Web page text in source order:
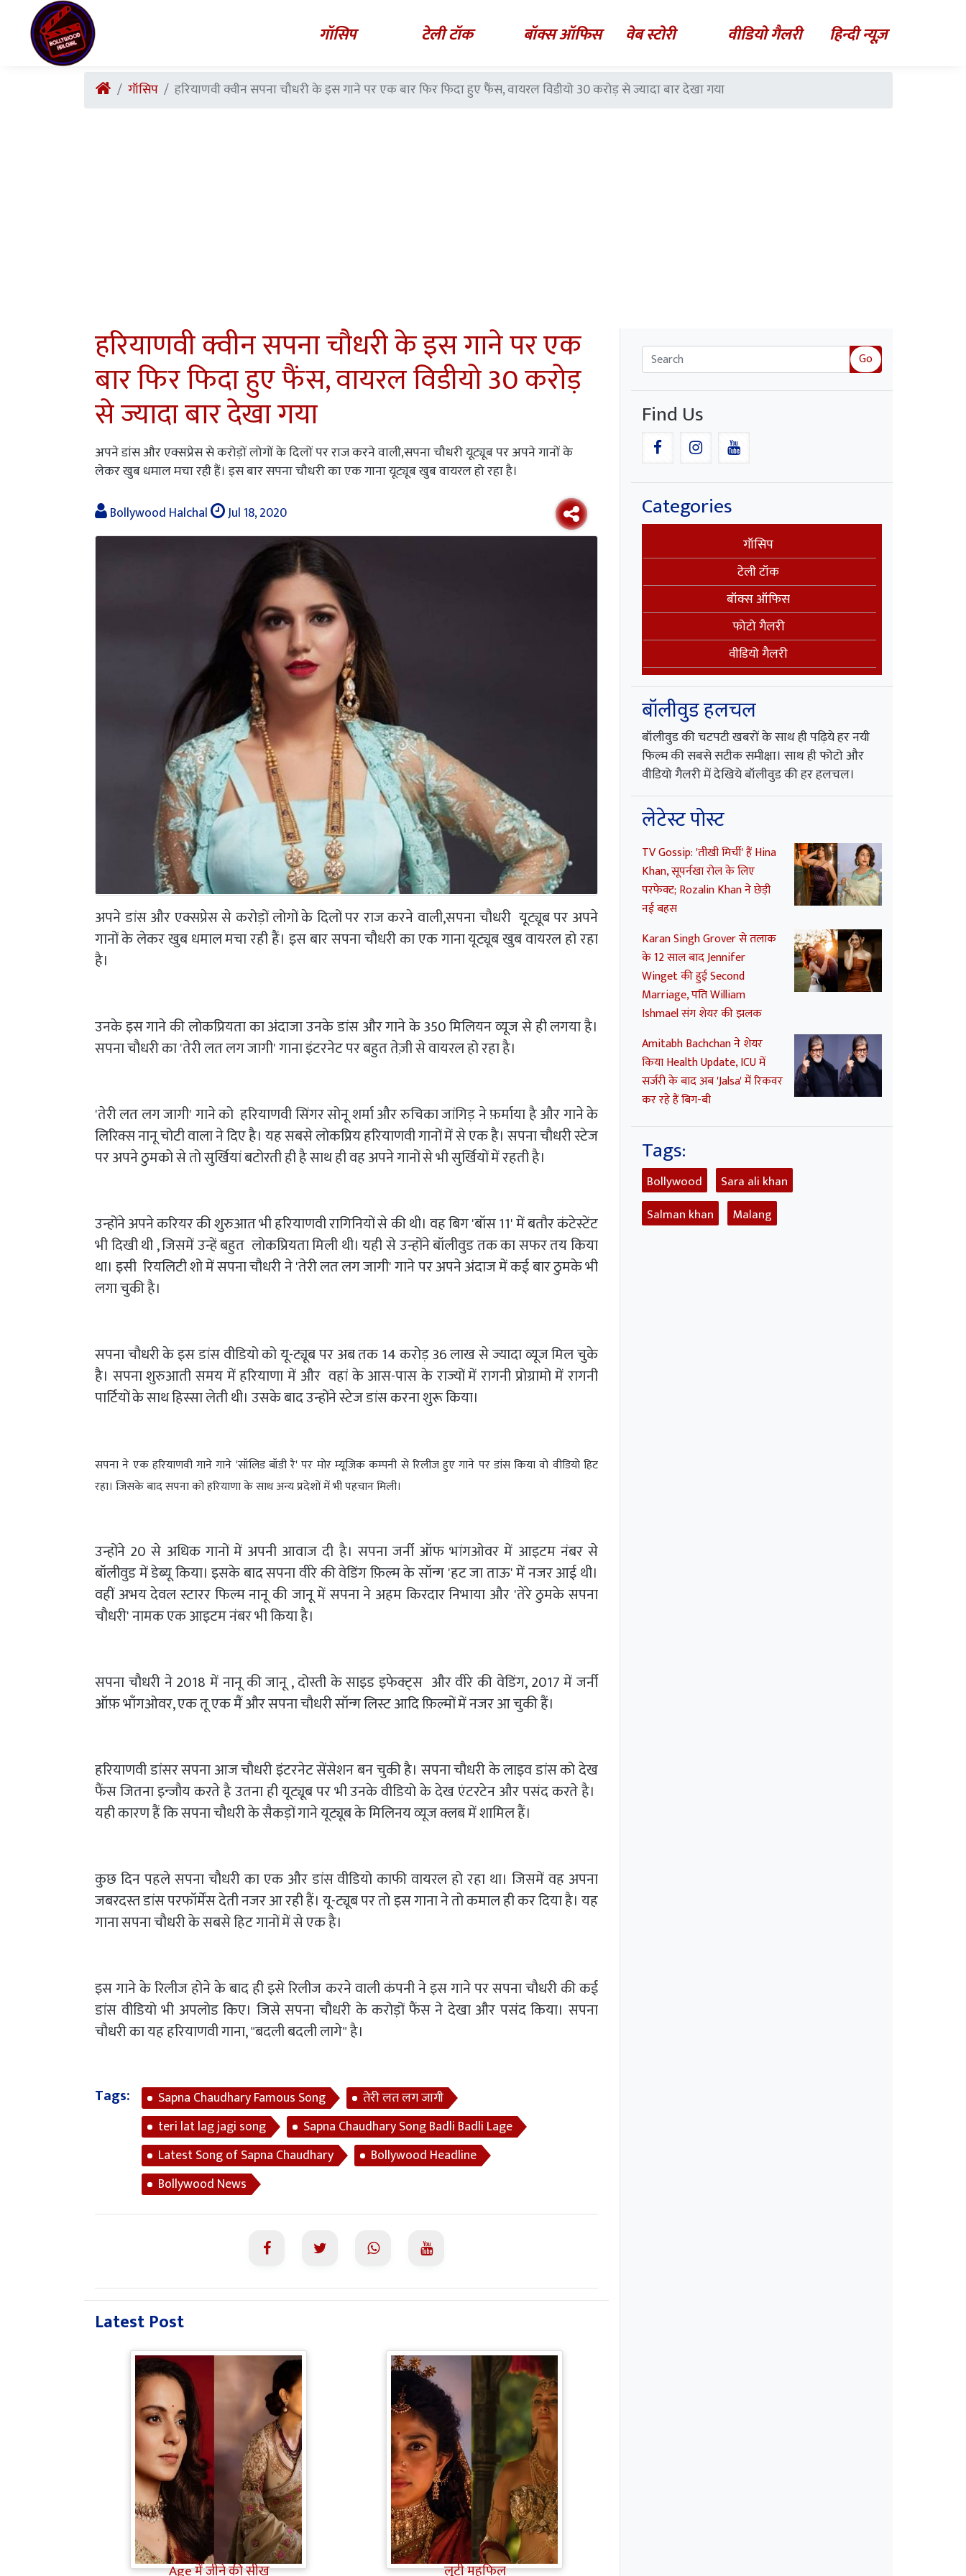
गॉसिप टेली टॉक बॉक्स ऑफिस वेब स्टोरी वीडियो गैलरी हिन्दी न्यूज़
गॉसिप हरियाणवी क्वीन सपना चौधरी के इस गाने पर एक बार फिर फिदा हुए फैंस, वायरल विडीयो 30 करोड़ से ज्यादा बार देखा गया
हरियाणवी क्वीन सपना चौधरी के इस गाने पर एक
बार फिर फिदा हुए फैंस, वायरल विडीयो 30 करोड़
से ज्यादा बार देखा गया
अपने डांस और एक्सप्रेस से करोड़ों लोगों के दिलों पर राज करने वाली,सपना चौधरी यूट्यूब पर अपने गानों के
लेकर खुब धमाल मचा रही हैं। इस बार सपना चौधरी का एक गाना यूट्यूब खुब वायरल हो रहा है।
Bollywood Halchal
Jul 18, 2020
अपने डांस और एक्सप्रेस से करोड़ों लोगों के दिलों पर राज करने वाली,सपना चौधरी यूट्यूब पर अपने
गानों के लेकर खुब धमाल मचा रही हैं। इस बार सपना चौधरी का एक गाना यूट्यूब खुब वायरल हो रहा
है।
उनके इस गाने की लोकप्रियता का अंदाजा उनके डांस और गाने के 350 मिलियन व्यूज से ही लगया है।
सपना चौधरी का 'तेरी लत लग जागी' गाना इंटरनेट पर बहुत तेज़ी से वायरल हो रहा है।
'तेरी लत लग जागी' गाने को हरियाणवी सिंगर सोनू शर्मा और रुचिका जांगिड़ ने फ़र्माया है और गाने के
लिरिक्स नानू चोटी वाला ने दिए है। यह सबसे लोकप्रिय हरियाणवी गानों में से एक है। सपना चौधरी स्टेज
पर अपने ठुमको से तो सुर्खियां बटोरती ही है साथ ही वह अपने गानों से भी सुर्खियों में रहती है।
उन्होंने अपने करियर की शुरुआत भी हरियाणवी रागिनियों से की थी। वह बिग 'बॉस 11' में बतौर कंटेस्टेंट
भी दिखी थी , जिसमें उन्हें बहुत लोकप्रियता मिली थी। यही से उन्होंने बॉलीवुड तक का सफर तय किया
था। इसी रियलिटी शो में सपना चौधरी ने 'तेरी लत लग जागी' गाने पर अपने अंदाज में कई बार ठुमके भी
लगा चुकी है।
सपना चौधरी के इस डांस वीडियो को यू-ट्यूब पर अब तक 14 करोड़ 36 लाख से ज्यादा व्यूज मिल चुके
है। सपना शुरुआती समय में हरियाणा में और वहां के आस-पास के राज्यों में रागनी प्रोग्रामो में रागनी
पार्टियों के साथ हिस्सा लेती थी। उसके बाद उन्होंने स्टेज डांस करना शुरू किया।
सपना ने एक हरियाणवी गाने गाने 'सॉलिड बॉडी रै' पर मोर म्यूजिक कम्पनी से रिलीज हुए गाने पर डांस किया वो वीडियो हिट
रहा। जिसके बाद सपना को हरियाणा के साथ अन्य प्रदेशों में भी पहचान मिली।
उन्होंने 20 से अधिक गानों में अपनी आवाज दी है। सपना जर्नी ऑफ भांगओवर में आइटम नंबर से
बॉलीवुड में डेब्यू किया। इसके बाद सपना वीरे की वेडिंग फ़िल्म के सॉन्ग 'हट जा ताऊ' में नजर आई थी।
वहीं अभय देवल स्टारर फिल्म नानू की जानू में सपना ने अहम किरदार निभाया और 'तेरे ठुमके सपना
चौधरी' नामक एक आइटम नंबर भी किया है।
सपना चौधरी ने 2018 में नानू की जानू , दोस्ती के साइड इफेक्ट्स और वीरे की वेडिंग, 2017 में जर्नी
ऑफ़ भाँगओवर, एक तू एक मैं और सपना चौधरी सॉन्ग लिस्ट आदि फ़िल्मों में नजर आ चुकी हैं।
हरियाणवी डांसर सपना आज चौधरी इंटरनेट सेंसेशन बन चुकी है। सपना चौधरी के लाइव डांस को देख
फैंस जितना इन्जौय करते है उतना ही यूट्यूब पर भी उनके वीडियो के देख एंटरटेन और पसंद करते है।
यही कारण हैं कि सपना चौधरी के सैकड़ों गाने यूट्यूब के मिलिनय व्यूज क्लब में शामिल हैं।
कुछ दिन पहले सपना चौधरी का एक और डांस वीडियो काफी वायरल हो रहा था। जिसमें वह अपना
जबरदस्त डांस परफॉर्मेंस देती नजर आ रही हैं। यू-ट्यूब पर तो इस गाना ने तो कमाल ही कर दिया है। यह
गाना सपना चौधरी के सबसे हिट गानों में से एक है।
इस गाने के रिलीज होने के बाद ही इसे रिलीज करने वाली कंपनी ने इस गाने पर सपना चौधरी की कई
डांस वीडियो भी अपलोड किए। जिसे सपना चौधरी के करोड़ों फैंस ने देखा और पसंद किया। सपना
चौधरी का यह हरियाणवी गाना, "बदली बदली लागे" है।
Tags: Sapna Chaudhary Famous Song
तेरी लत लग जागी
teri lat lag jagi song
Sapna Chaudhary Song Badli Badli Lage
Latest Song of Sapna Chaudhary
Bollywood Headline
Bollywood News
Latest Post
Bollywood Gossip: Gen Z को
'गटरछाप' कहने वाली Kangana
Ranaut के बदले सुर, दी Digital
Age में जीने की सीख
Ramayana Trailer: सीता से
ज्यादा Rakul Preet Singh की
चर्चा, Shurpanakha के लुक ने
लूटी महफिल
Go
Find Us
Categories
गॉसिप
टेली टॉक
बॉक्स ऑफिस
फोटो गैलरी
वीडियो गैलरी
बॉलीवुड हलचल
बॉलीवुड की चटपटी खबरों के साथ ही पढ़िये हर नयी
फिल्म की सबसे सटीक समीक्षा। साथ ही फोटो और
वीडियो गैलरी में देखिये बॉलीवुड की हर हलचल।
लेटेस्ट पोस्ट
TV Gossip: 'तीखी मिर्ची' हैं Hina
Khan, सूपर्नखा रोल के लिए
परफेक्ट; Rozalin Khan ने छेड़ी
नई बहस
Karan Singh Grover से तलाक
के 12 साल बाद Jennifer
Winget की हुई Second
Marriage, पति William
Ishmael संग शेयर की झलक
Amitabh Bachchan ने शेयर
किया Health Update, ICU में
सर्जरी के बाद अब 'Jalsa' में रिकवर
कर रहे हैं बिग-बी
Tags:
Bollywood
Sara ali khan
Salman khan
Malang